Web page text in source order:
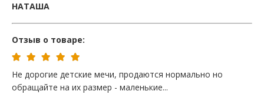
НАТАША
Отзыв о товаре:
Не дорогие детские мечи, продаются нормально но
обращайте на их размер - маленькие...